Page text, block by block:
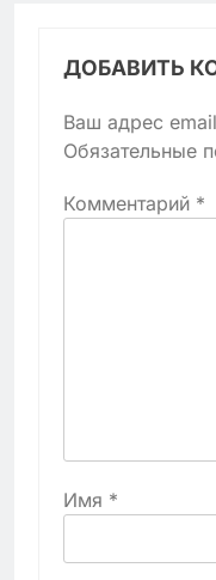
ДОБАВИТЬ
Ваш адрес
Обязательные
Комментарий *
Имя *